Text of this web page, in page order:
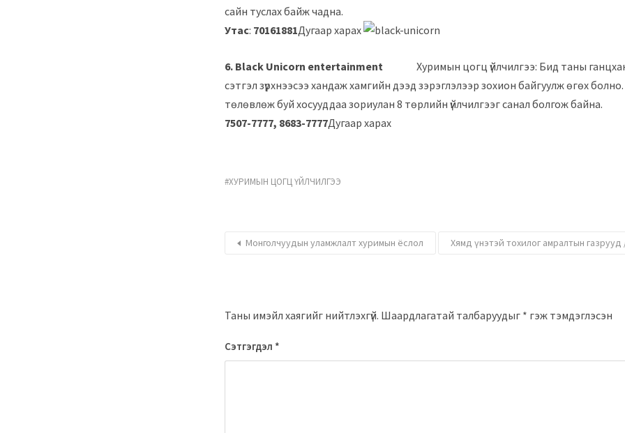
сайн туслах байж чадна.
Утас: 70161881Дугаар харах
6. Black Unicorn entertainment Хуримын цогц үйлчилгээ: Бид таны
сэтгэл зүрхнээсээ хандаж хамгийн дээд зэрэглэлээр зохион байгуулж өгөх
төлөвлөж буй хосууддаа зориулан 8 төрлийн үйлчилгээг санал
7507-7777, 8683-7777Дугаар харах
ХУРИМЫН ЦОГЦ ҮЙЛЧИЛГЭЭ
Монголчуудын уламжлалт хуримын ёслол Хямд үнэтэй тохилог амралтын
Таны имэйл хаягийг нийтлэхгүй. Шаардлагатай талбаруудыг * гэж тэмдэглэсэн
Сэтгэгдэл *